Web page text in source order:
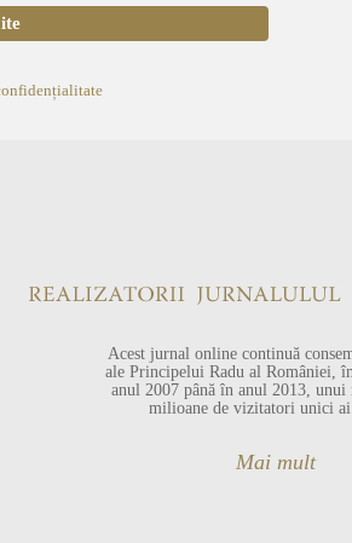
Acest jurnal online continuă
ale Principelui Radu al României,
anul 2007 până în anul 2013, unui
milioane de vizitatori unici
Mai mult